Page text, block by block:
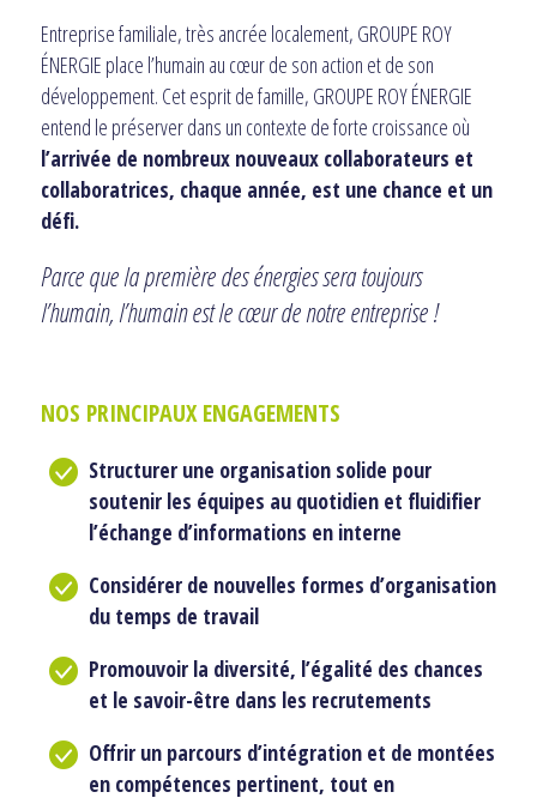
Entreprise familiale, très ancrée localement, GROUPE ROY
ÉNERGIE place l’humain au cœur de son action et de son
développement. Cet esprit de famille, GROUPE ROY ÉNERGIE
entend le préserver dans un contexte de forte croissance où
l’arrivée de nombreux nouveaux collaborateurs et
collaboratrices, chaque année, est une chance et un
défi.
Parce que la première des énergies sera toujours
l’humain, l’humain est le cœur de notre entreprise !
NOS PRINCIPAUX ENGAGEMENTS
Structurer une organisation solide pour
soutenir les équipes au quotidien et fluidifier
l’échange d’informations en interne
Considérer de nouvelles formes d’organisation
du temps de travail
Promouvoir la diversité, l’égalité des chances
et le savoir-être dans les recrutements
Offrir un parcours d’intégration et de montées
en compétences pertinent, tout en